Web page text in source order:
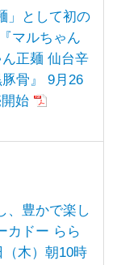
」として初の
マルちゃん
正麺 仙台辛
骨』 9月26
始
、豊かで楽し
カドー らら
木）朝10時